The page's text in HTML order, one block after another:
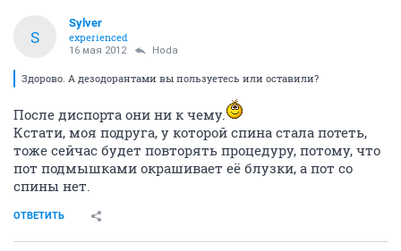
S
Sylver
experienced
16 мая 2012 Hoda
Здорово. А дезодорантами вы пользуетесь или оставили?
После диспорта они ни к чему.
Кстати, моя подруга, у которой спина стала потеть,
тоже сейчас будет повторять процедуру, потому, что
пот подмышками окрашивает её блузки, а пот со
спины нет.
ОТВЕТИТЬ